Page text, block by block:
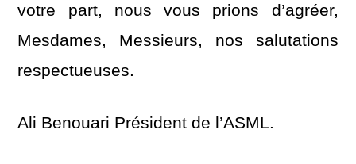
votre part, nous vous prions d’agréer,
Mesdames, Messieurs, nos salutations
respectueuses.
Ali Benouari Président de l’ASML.